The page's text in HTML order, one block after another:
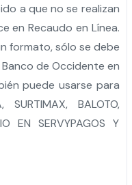
a que no se realizan
en Recaudo en Línea.
formato, sólo se debe
de Occidente en
puede usarse para
BALOTO,
EN SERVYPAGOS Y